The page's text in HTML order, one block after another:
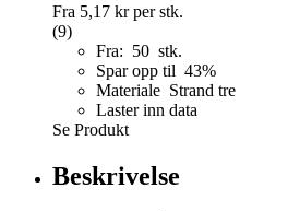
Fra 5,17 krper stk.
(9)
Fra: 50 stk.
Spar opp til 43%
Materiale Strand tre
Laster inn data
Se Produkt
Beskrivelse